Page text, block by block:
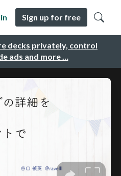
decks privately, control
ads and more …
Sign up for free